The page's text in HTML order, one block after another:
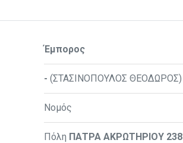
Έμπορος
- (ΣΤΑΣΙΝΟΠΟΥΛΟΣ ΘΕΟΔΩΡΟΣ)
Νομός
Πόλη ΠΑΤΡΑ ΑΚΡΩΤΗΡΙΟΥ 238